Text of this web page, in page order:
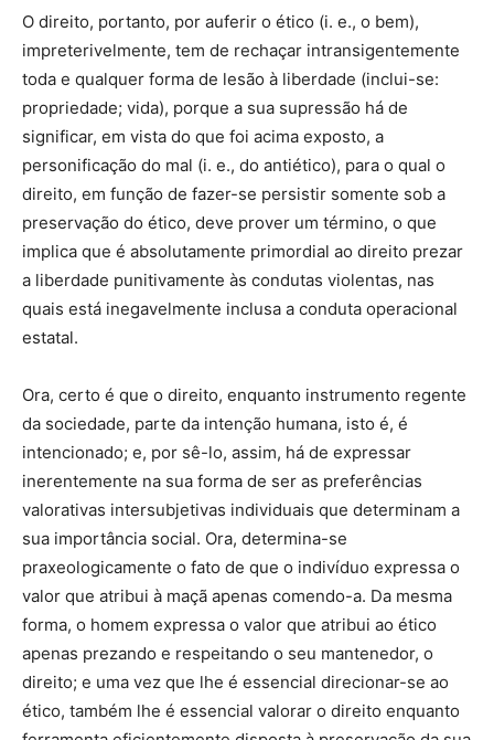
O direito, portanto, por auferir o ético (i. e., o bem),
impreterivelmente, tem de rechaçar intransigentemente
toda e qualquer forma de lesão à liberdade (inclui-se:
propriedade; vida), porque a sua supressão há de
significar, em vista do que foi acima exposto, a
personificação do mal (i. e., do antiético), para o qual o
direito, em função de fazer-se persistir somente sob a
preservação do ético, deve prover um término, o que
implica que é absolutamente primordial ao direito prezar
a liberdade punitivamente às condutas violentas, nas
quais está inegavelmente inclusa a conduta operacional
estatal.
Ora, certo é que o direito, enquanto instrumento regente
da sociedade, parte da intenção humana, isto é, é
intencionado; e, por sê-lo, assim, há de expressar
inerentemente na sua forma de ser as preferências
valorativas intersubjetivas individuais que determinam a
sua importância social. Ora, determina-se
praxeologicamente o fato de que o indivíduo expressa o
valor que atribui à maçã apenas comendo-a. Da mesma
forma, o homem expressa o valor que atribui ao ético
apenas prezando e respeitando o seu mantenedor, o
direito; e uma vez que lhe é essencial direcionar-se ao
ético, também lhe é essencial valorar o direito enquanto